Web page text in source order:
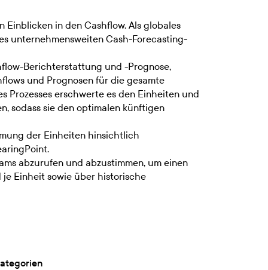
in den Cashflow. Als globales
unternehmensweiten Cash-Forecasting-
Berichterstattung und -Prognose,
und Prognosen für die gesamte
Prozesses erschwerte es den Einheiten und
sodass sie den optimalen künftigen
der Einheiten hinsichtlich
abzurufen und abzustimmen, um einen
Einheit sowie über historische